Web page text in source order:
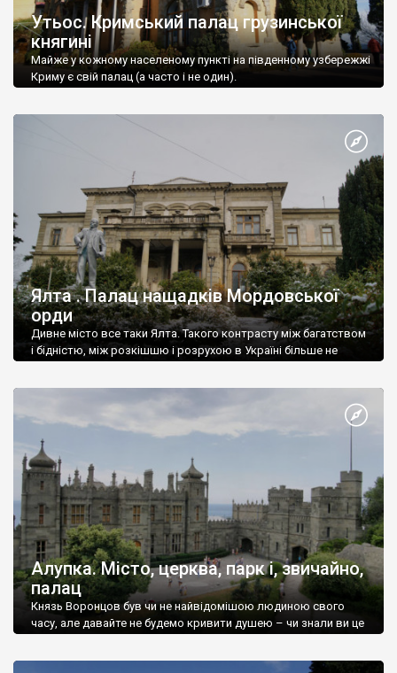
Утьос. Кримський палац грузинської
княгині
Майже у кожному населеному пункті на південному узбережжі
Криму є свій палац (а часто і не один).
Ялта . Палац нащадків Мордовської
орди
Дивне місто все таки Ялта. Такого контрасту між багатством
і бідністю, між розкішшю і розрухою в Україні більше не
Алупка. Місто, церква, парк і, звичайно,
палац
Князь Воронцов був чи не найвідомішою людиною свого
часу, але давайте не будемо кривити душею – чи знали ви це